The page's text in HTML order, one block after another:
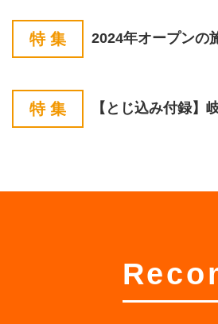
特 集 2024年オープンの
特 集 【とじ込み付録】